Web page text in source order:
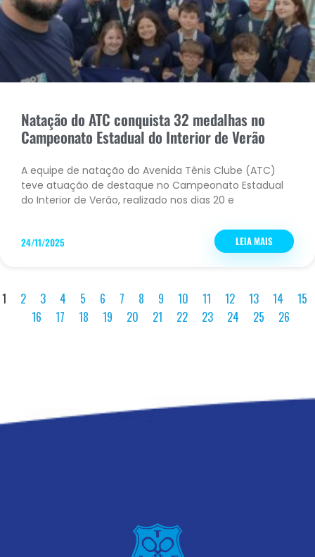
Natação do ATC conquista 32 medalhas no
Campeonato Estadual do Interior de Verão
A equipe de natação do Avenida Tênis Clube (ATC)
teve atuação de destaque no Campeonato Estadual
do Interior de Verão, realizado nos dias 20 e
LEIA MAIS
24/11/2025
1 2 3 4 5 6 7 8 9 10 11 12 13 14
15
16
17 18 19 20 21 22 23 24 25 26